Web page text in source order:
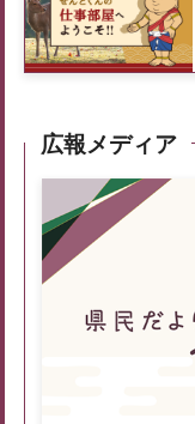
広報メディア